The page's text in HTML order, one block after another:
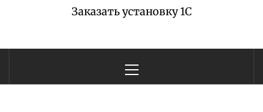
Заказать установку 1С
Menu